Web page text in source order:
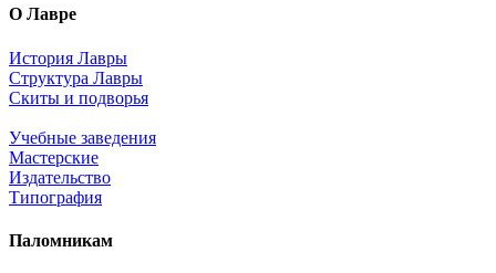
О Лавре
История Лавры
Структура Лавры
Скиты и подворья
Учебные заведения
Мастерские
Издательство
Типография
Паломникам